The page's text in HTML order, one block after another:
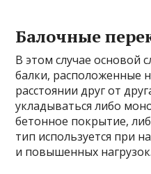
Балочные
В этом случае основой
балки, расположенные
расстоянии друг от
укладываться либо
бетонное покрытие,
тип используется при
и повышенных нагрузок.